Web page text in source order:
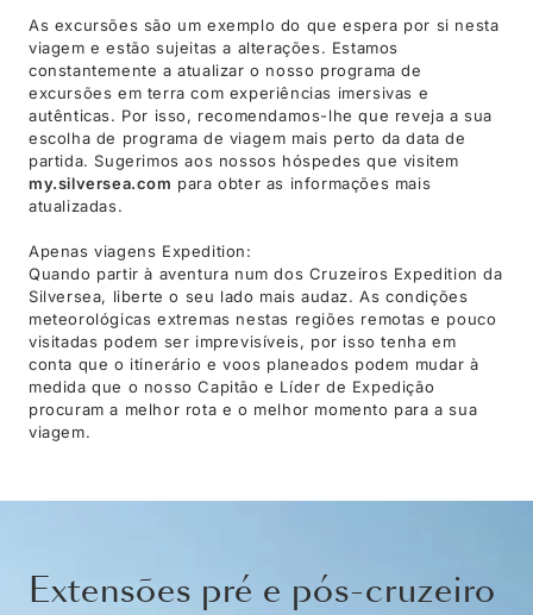
As excursões são um exemplo do que espera por si nesta
viagem e estão sujeitas a alterações. Estamos
constantemente a atualizar o nosso programa de
excursões em terra com experiências imersivas e
autênticas. Por isso, recomendamos-lhe que reveja a sua
escolha de programa de viagem mais perto da data de
partida. Sugerimos aos nossos hóspedes que visitem
my.silversea.com para obter as informações mais
atualizadas.
Apenas viagens Expedition:
Quando partir à aventura num dos Cruzeiros Expedition da
Silversea, liberte o seu lado mais audaz. As condições
meteorológicas extremas nestas regiões remotas e pouco
visitadas podem ser imprevisíveis, por isso tenha em
conta que o itinerário e voos planeados podem mudar à
medida que o nosso Capitão e Líder de Expedição
procuram a melhor rota e o melhor momento para a sua
viagem.
Extensões pré e pós-cruzeiro